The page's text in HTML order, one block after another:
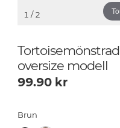
1 / 2
oversize modell
99.90 kr
Brun